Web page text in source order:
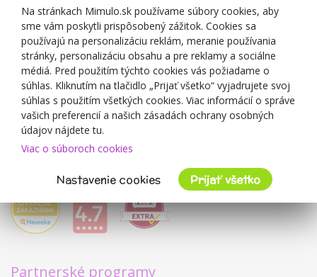
Zľavové kupóny
Blog
O predajcovi
Mimulo.sk
Obchodné podmienky
Ochrana osobných údajov GDPR
Kontakty
Spolupracujeme
Partnerské programy
Na stránkach Mimulo.sk používame súbory cookies, aby
sme vám poskytli prispôsobený zážitok. Cookies sa
používajú na personalizáciu reklám, meranie používania
stránky, personalizáciu obsahu a pre reklamy a sociálne
médiá. Pred použitím týchto cookies vás požiadame o
súhlas. Kliknutím na tlačidlo „Prijať všetko“ vyjadrujete svoj
súhlas s použitím všetkých cookies. Viac informácií o správe
vašich preferencií a našich zásadách ochrany osobných
údajov nájdete tu.
Viac o súboroch cookies
Nastavenie cookies Prijať všetko